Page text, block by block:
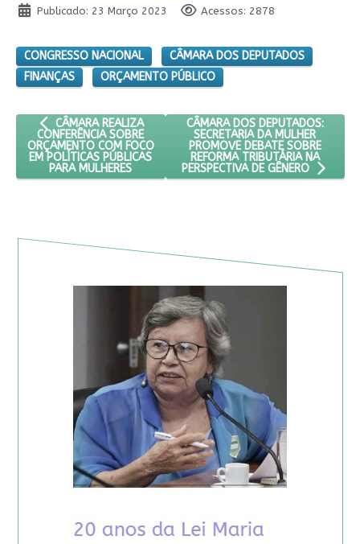
Publicado: 23 Março 2023
Acessos: 2878
CONGRESSO NACIONAL
CÂMARA DOS DEPUTADOS
FINANÇAS
ORÇAMENTO PÚBLICO
ARTIGO ANTERIOR: CÂMARA REALIZA CONFERÊNCIA SOBRE
CÂMARA REALIZA
CONFERÊNCIA SOBRE
ORÇAMENTO COM FOCO
EM POLÍTICAS PÚBLICAS
PARA MULHERES
PRÓXIMO ARTIGO: CÂMARA DOS
CÂMARA DOS DEPUTADOS:
SECRETARIA DA MULHER
PROMOVE DEBATE SOBRE
REFORMA TRIBUTÁRIA NA
PERSPECTIVA DE GÊNERO